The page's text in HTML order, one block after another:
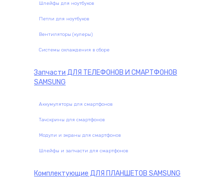
Шлейфы для ноутбуков
Петли для ноутбуков
Вентиляторы (кулеры)
Системы охлаждения в сборе
Запчасти ДЛЯ ТЕЛЕФОНОВ И СМАРТФОНОВ
SAMSUNG
Аккумуляторы для смартфонов
Тачскрины для смартфонов
Модули и экраны для смартфонов
Шлейфы и запчасти для смартфонов
Комплектующие ДЛЯ ПЛАНШЕТОВ SAMSUNG